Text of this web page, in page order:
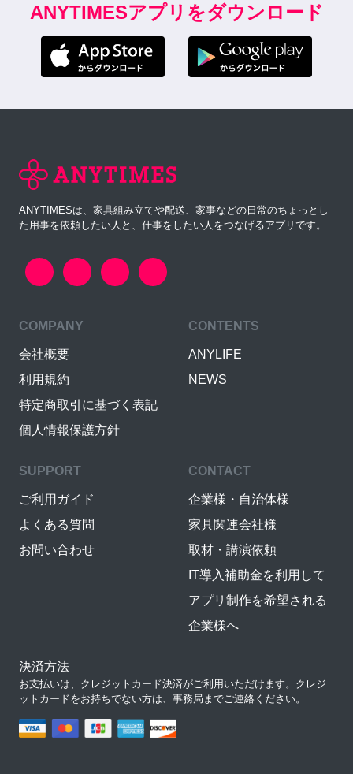
ANYTIMESアプリをダウンロード
ANYTIMESは、家具組み立てや配送、家事などの日常のちょっとし
た用事を依頼したい人と、仕事をしたい人をつなげるアプリです。
COMPANY
会社概要
利用規約
特定商取引に基づく表記
個人情報保護方針
CONTENTS
ANYLIFE
NEWS
SUPPORT
ご利用ガイド
よくある質問
お問い合わせ
CONTACT
企業様・自治体様
家具関連会社様
取材・講演依頼
IT導入補助金を利用して
アプリ制作を希望される
企業様へ
決済方法
お支払いは、クレジットカード決済がご利用いただけます。クレジ
ットカードをお持ちでない方は、事務局までご連絡ください。